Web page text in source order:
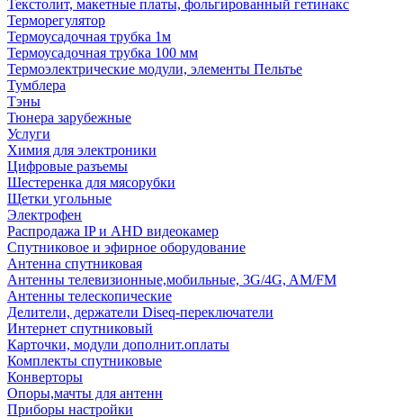
Текстолит, макетные платы, фольгированный гетинакс
Терморегулятор
Термоусадочная трубка 1м
Термоусадочная трубка 100 мм
Термоэлектрические модули, элементы Пельтье
Тумблера
Тэны
Тюнера зарубежные
Услуги
Химия для электроники
Цифровые разъемы
Шестеренка для мясорубки
Щетки угольные
Электрофен
Распродажа IP и AHD видеокамер
Спутниковое и эфирное оборудование
Антенна спутниковая
Антенны телевизионные,мобильные, 3G/4G, AM/FM
Антенны телескопические
Делители, держатели Diseq-переключатели
Интернет спутниковый
Карточки, модули дополнит.оплаты
Комплекты спутниковые
Конверторы
Опоры,мачты для антенн
Приборы настройки